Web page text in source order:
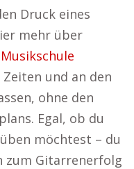
Druck eines
mehr über
Musikschule
und an den
ohne den
Egal, ob du
möchtest – du
zum Gitarrenerfolg